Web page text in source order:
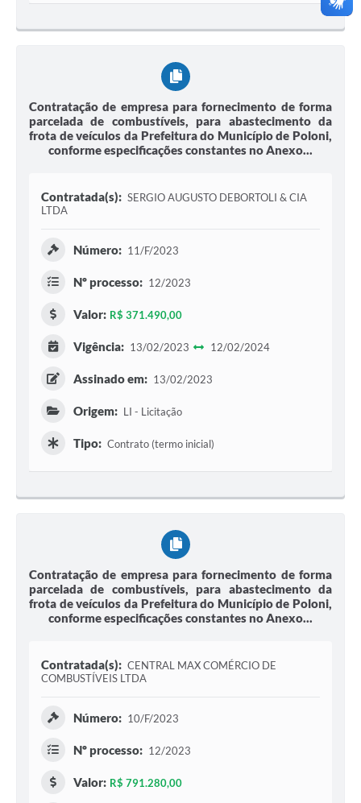
Contratação de empresa para fornecimento de forma
parcelada de combustíveis, para abastecimento da
frota de veículos da Prefeitura do Município de Poloni,
conforme especificações constantes no Anexo...
Contratada(s): SERGIO AUGUSTO DEBORTOLI & CIA
LTDA
Número: 11/F/2023
Nº processo: 12/2023
Valor: R$ 371.490,00
Vigência: 13/02/2023 12/02/2024
Assinado em: 13/02/2023
Origem: LI - Licitação
Tipo: Contrato (termo inicial)
Contratação de empresa para fornecimento de forma
parcelada de combustíveis, para abastecimento da
frota de veículos da Prefeitura do Município de Poloni,
conforme especificações constantes no Anexo...
Contratada(s): CENTRAL MAX COMÉRCIO DE
COMBUSTÍVEIS LTDA
Número: 10/F/2023
Nº processo: 12/2023
Valor: R$ 791.280,00